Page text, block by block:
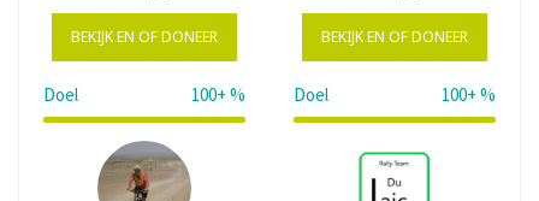
BEKIJK EN OF DONEER
Doel 100+ %
132%
BEKIJK EN OF DONEER
Doel 100+ %